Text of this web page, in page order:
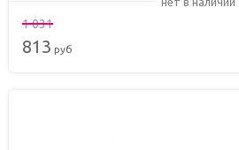
1 031
813 руб